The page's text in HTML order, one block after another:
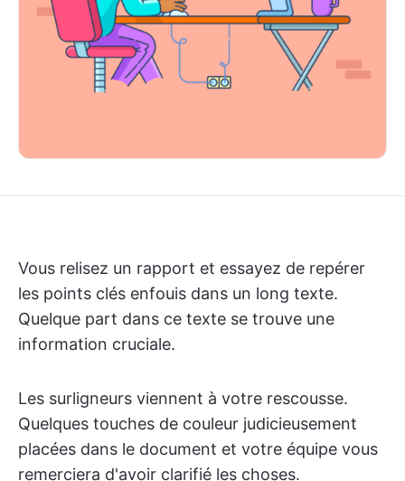
Vous relisez un rapport et essayez de repérer
les points clés enfouis dans un long texte.
Quelque part dans ce texte se trouve une
information cruciale.
Les surligneurs viennent à votre rescousse.
Quelques touches de couleur judicieusement
placées dans le document et votre équipe vous
remerciera d'avoir clarifié les choses.